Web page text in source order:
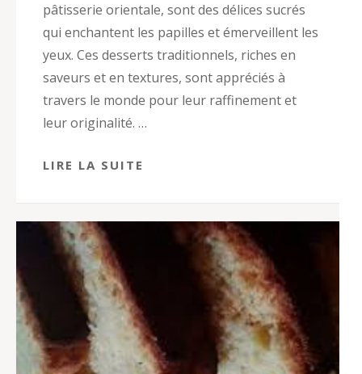
pâtisserie orientale, sont des délices sucrés
qui enchantent les papilles et émerveillent les
yeux. Ces desserts traditionnels, riches en
saveurs et en textures, sont appréciés à
travers le monde pour leur raffinement et
leur originalité. …
LIRE LA SUITE